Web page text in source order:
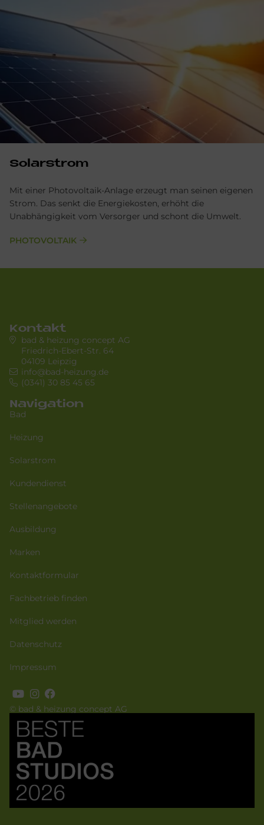
Solarstrom
Mit einer Photovoltaik-Anlage erzeugt man seinen eigenen
Strom. Das senkt die Energiekosten, erhöht die
Unabhängigkeit vom Versorger und schont die Umwelt.
PHOTOVOLTAIK
© bad & heizung concept AG
Kontakt
bad & heizung concept AG
Friedrich-Ebert-Str. 64
04109 Leipzig
info@bad-heizung.de
(0341) 30 85 45 65
Navigation
Bad
Heizung
Solarstrom
Kundendienst
Stellenangebote
Ausbildung
Marken
Kontaktformular
Fachbetrieb finden
Mitglied werden
Datenschutz
Impressum